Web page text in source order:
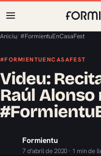
Aniciu/ #FormientuEnCasaFest
#FORMIENTUENCASAFEST
Videu:
Raúl Alonso
Formientu
7 d'abril de 2020 · 1 min de